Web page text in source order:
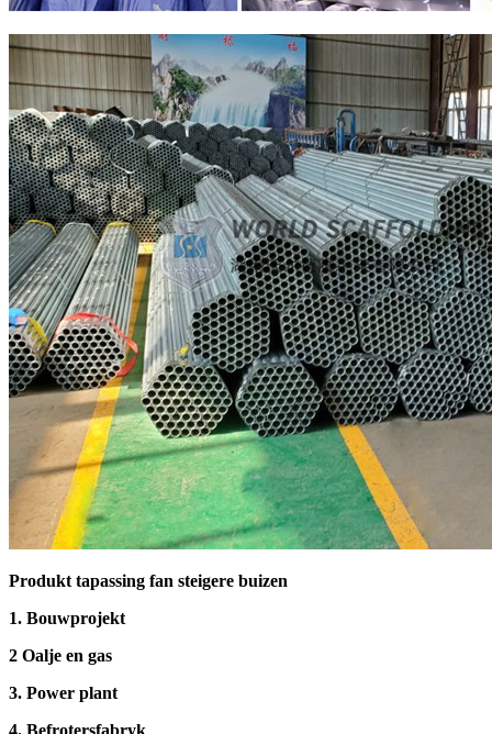
Produkt tapassing fan steigere buizen
1. Bouwprojekt
2 Oalje en gas
3. Power plant
4. Befrotersfabryk